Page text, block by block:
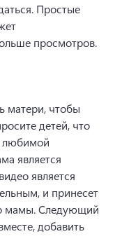
Простые
просмотров.
матери, чтобы
детей, что
любимой
является
является
и принесет
мамы. Следующий
добавить